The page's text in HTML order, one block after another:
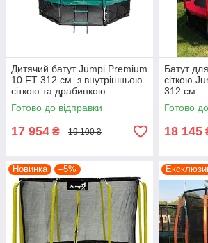
Дитячий батут Jumpi Premium
10 FT 312 см. з внутрішньою
сіткою та драбинкою
Готово до відправки
17 954 ₴ 19 100 ₴
Батут
сіткою
312 см.
Готово
18 145
Новинка –5%